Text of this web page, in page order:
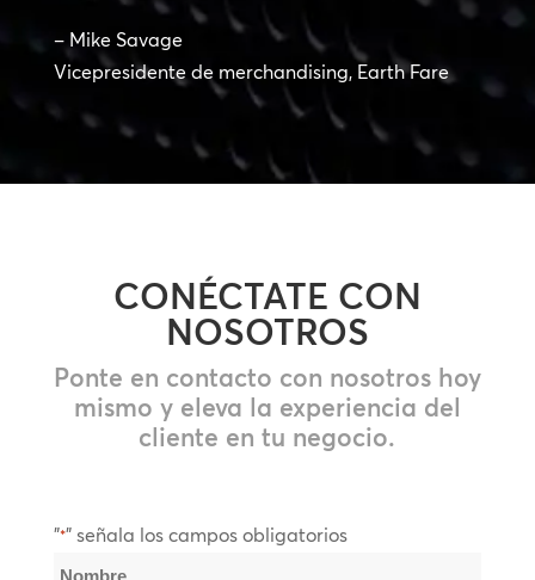
– Mike Savage
Vicepresidente de merchandising, Earth Fare
CONÉCTATE CON
NOSOTROS
Ponte en contacto con nosotros hoy
mismo y eleva la experiencia del
cliente en tu negocio.
"*" señala los campos obligatorios
Nombre